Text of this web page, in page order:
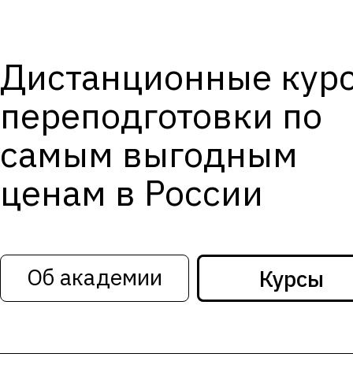
Дистанционные
переподготовки по
самым выгодным
ценам в России
Об академии Курсы